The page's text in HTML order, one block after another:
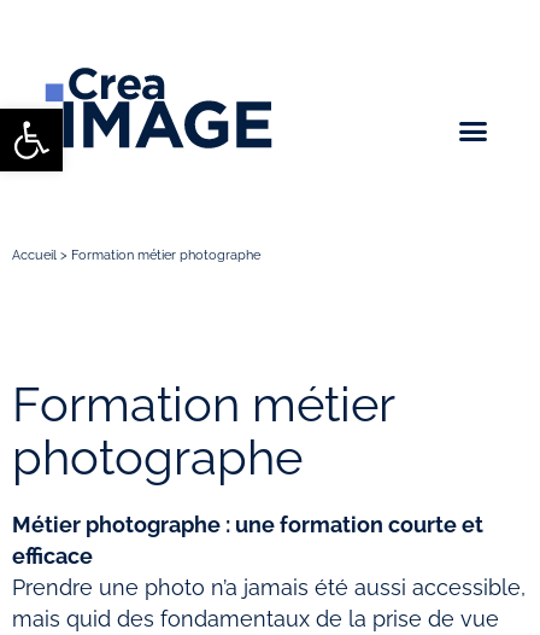
Ouvrir la barre d’outils
Accueil > Formation métier photographe
Formation métier
photographe
Métier photographe : une formation courte et
efficace
Prendre une photo n’a jamais été aussi accessible,
mais quid des fondamentaux de la prise de vue